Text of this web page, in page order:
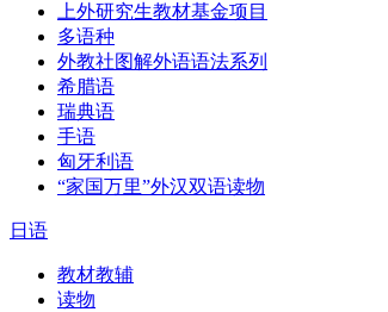
上外研究生教材基金项目
多语种
外教社图解外语语法系列
希腊语
瑞典语
手语
匈牙利语
“家国万里”外汉双语读物
日语
教材教辅
读物